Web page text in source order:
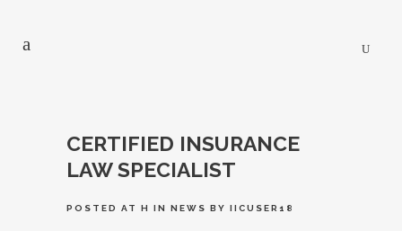
CERTIFIED INSURANCE
LAW SPECIALIST
POSTED AT H IN NEWS BY IICUSER18